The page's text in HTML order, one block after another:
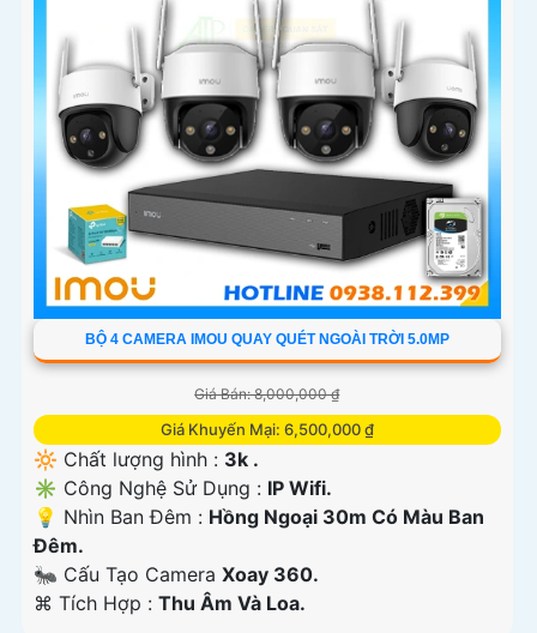
BỘ 4 CAMERA IMOU QUAY QUÉT NGOÀI TRỜI 5.0MP
Giá Bán: 8,000,000 ₫
Giá Khuyến Mại: 6,500,000 ₫
🔆 Chất lượng hình : 3k .
✳️ Công Nghệ Sử Dụng : IP Wifi.
💡 Nhìn Ban Đêm : Hồng Ngoại 30m Có Màu Ban
Ðêm.
🐜 Cấu Tạo Camera Xoay 360.
️⌘ Tích Hợp : Thu Âm Và Loa.